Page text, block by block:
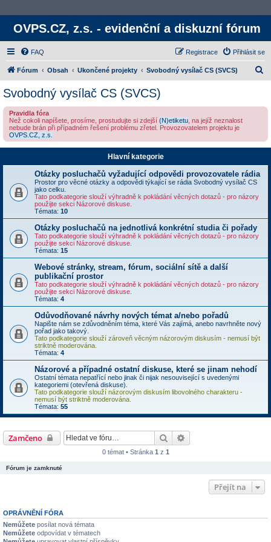
OVPS.CZ, z.s. - evidenční a diskuzní fórum
FAQ Přihlásit se
Registrace
Fórum Obsah Ukončené projekty Svobodný vysílač CS (SVCS)
t
Svobodný vysílač CS (SVCS)
Pravidla fóra
Než cokoli napíšete, prosíme, prostudujte si zdejší (N)etiketu , na jejíž neznalost
nebude brán při případném řešení problému zřetel. Provozovatelem projektu je
OVPS.CZ, z.s.
Hlavní kategorie
Otázky posluchačů vyžadující odpovědi provozovatele rádia
Prostor pro věcné otázky a odpovědi týkající se rádia Svobodný vysílač CS
jako celku.
Tato podkategorie slouží výhradně k pokládání věcných dotazů - pro názory
použijte sekci Názorové diskuse.
Témata: 10
Otázky posluchačů na jednotlivá konkrétní studia či pořady
Tato podkategorie slouží výhradně k pokládání věcných dotazů - pro názory
použijte sekci Názorové diskuse.
Témata: 15
Webové stránky, stream, fórum, sociální sítě a další
publikační prostor
Tato podkategorie slouží výhradně k pokládání věcných dotazů - pro názory
použijte sekci Názorové diskuse.
Témata: 4
Odůvodňované návrhy nových témat a/nebo pořadů
Napište nám se zdůvodněním téma, které Vás zajímá, anebo navrhněte nový
pořad jako takový.
Tato podkategorie slouží zároveň věcným názorovým diskusím - nemusí být
striktně moderována.
Témata: 4
Názorové a případné ostatní diskuse, které se jinam nehodí
Ostatní témata nepatřící nebo jinak či nijak nesouvisející s uvedenými
kategoriemi (otevřená diskuse).
Tato podkategorie slouží názorovým diskusím libovolného charakteru -
nemusí být striktně moderována.
Témata: 55
Zamčeno Hledat
0 témat • Stránka 1 z 1
Fórum je zamknuté
Přejít na
OPRÁVNĚNÍ FÓRA
Nemůžete posílat nová témata
Nemůžete odpovídat v tématech